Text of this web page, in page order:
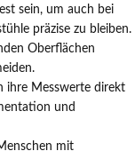
sein, um auch bei
präzise zu bleiben.
Oberflächen
ihre Messwerte direkt
und
mit